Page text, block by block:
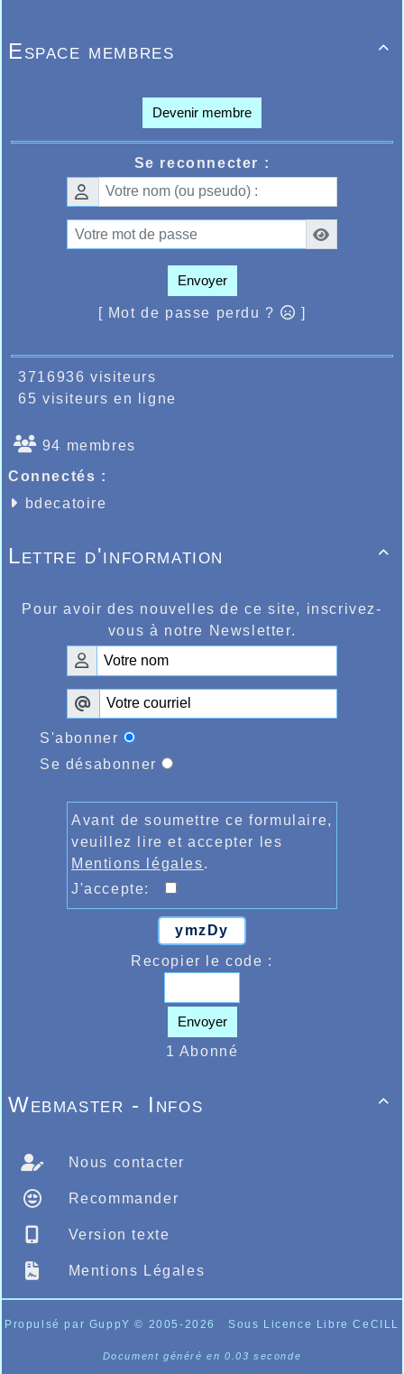

Espace membres
Devenir membre
Se reconnecter :
Envoyer
[ Mot de passe perdu ? ]
3716936 visiteurs
65 visiteurs en ligne
94 membres
Connectés :
bdecatoire

Lettre d'information
Pour avoir des nouvelles de ce site, inscrivez-
vous à notre Newsletter.
S'abonner
Se désabonner
Avant de soumettre ce formulaire,
veuillez lire et accepter les
Mentions légales.
J'accepte:
ymzDy
Recopier le code :
Envoyer
1 Abonné

Webmaster - Infos
Nous contacter
Recommander
Version texte
Mentions Légales
Propulsé par GuppY© 2005-2026 Sous Licence Libre CeCILL
Document généré en 0.03 seconde